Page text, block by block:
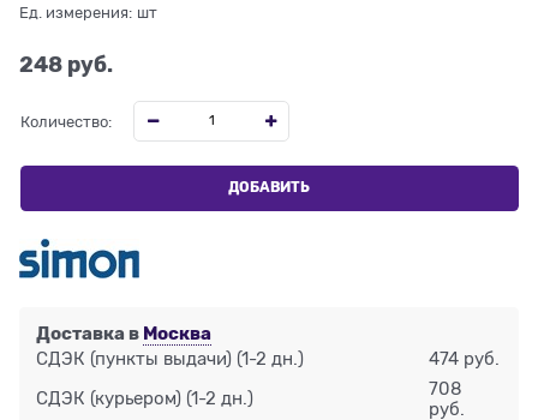
Ед. измерения: шт
248 руб.
Количество:
ДОБАВИТЬ
Доставка в Москва
СДЭК (пункты выдачи) (1-2 дн.) 474 руб.
СДЭК (курьером) (1-2 дн.)
708
руб.